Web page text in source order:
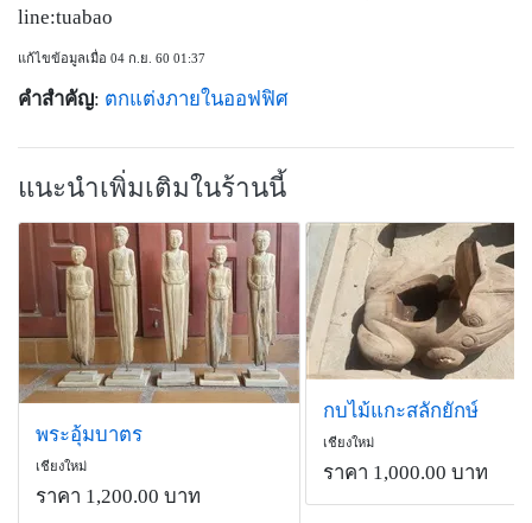
line:tuabao
แก้ไขข้อมูลเมื่อ 04 ก.ย. 60 01:37
คำสำคัญ: ตกแต่งภายในออฟฟิศ
แนะนำเพิ่มเติมในร้านนี้
พระอุ้มบาตร
เชียงใหม่
ราคา 1,200.00 บาท
กบไม้แกะสลักยักษ์
เชียงใหม่
ราคา 1,000.00 บาท